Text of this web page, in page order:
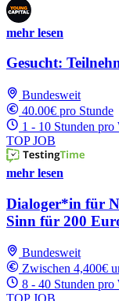
mehr lesen
Gesucht:
Bundesweit
40.00€ pro Stunde
1 - 10 Stunden pro
TOP JOB
mehr lesen
Dialoger*in für
Sinn für 200
Bundesweit
Zwischen 4,400€
8 - 40 Stunden pro